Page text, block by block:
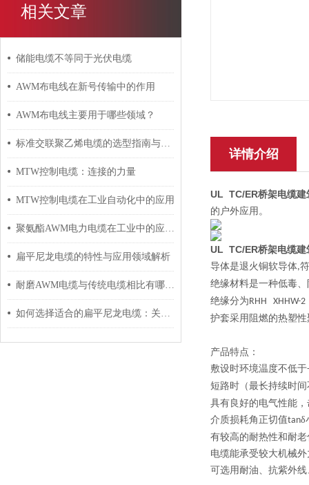
相关文章
储能电缆不等同于光伏电缆
AWM布电线在新号传输中的作用
AWM布电线主要用于哪些领域？
标准交联聚乙烯电缆的选型指南与设计要点
MTW控制电缆：连接的力量
MTW控制电缆在工业自动化中的应用
聚氨酯AWM电力电缆在工业中的应用与影响
扁平尼龙电缆的特性与应用领域解析
耐磨AWM电缆与传统电缆相比有哪些优势？
如何选择适合的扁平尼龙电缆：关键因素与建议
详情介绍
UL TC/ER桥架电缆建
的户外应用。
UL TC/ER桥架电缆建
导体是退火铜软导体,
绝缘材料是一种低毒
绝缘分为RHH XHHW-
护套采用阻燃的热塑
产品特点：
敷设时环境温度不低于
短路时（最长持续时
具有良好的电气性能
介质损耗角正切值tanδ
有较高的耐热性和耐
电缆能承受较大机械
可选用耐油、抗紫外